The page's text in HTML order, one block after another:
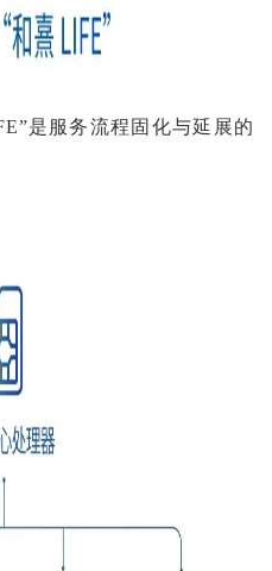
是服务流程固化与延展的